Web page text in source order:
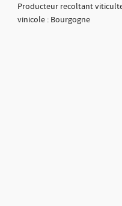
Producteur recoltant
vinicole : Bourgogne